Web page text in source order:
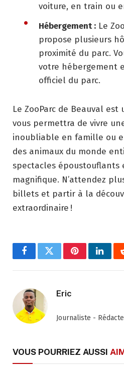
voiture, en train ou
Hébergement : Le
propose plusieurs
proximité du parc.
votre hébergement
officiel du parc.
Le ZooParc de Beauval
vous permettra de vivre
inoubliable en famille ou
des animaux du monde
spectacles époustouflants
magnifique. N’attendez
billets et partir à la
extraordinaire !
FacebookTwitterPinterest
Eric
Journaliste -
VOUS POURRIEZ AUSSI